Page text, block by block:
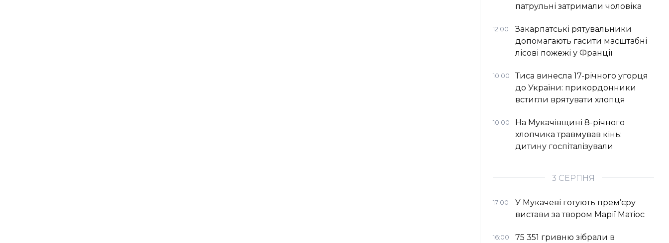
патрульні затримали чоловіка
12:00
Закарпатські рятувальники
допомагають гасити масштабні
лісові пожежі у Франції
10:00
Тиса винесла 17-річного угорця
до України: прикордонники
встигли врятувати хлопця
10:00
На Мукачівщині 8-річного
хлопчика травмував кінь:
дитину госпіталізували
3 СЕРПНЯ
17:00
У Мукачеві готують прем’єру
вистави за твором Марії Матіос
16:00
75 351 гривню зібрали в